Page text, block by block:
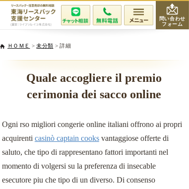
問い合わせ
フォーム
会社紹介
当社が選ばれる理由
サービスと費用
無料相談・査定
専門家紹介
活用事例
ＨＯＭＥ >未分類 > 詳細
Quale accogliere il premio
cerimonia dei sacco online
Ogni rso migliori congerie online italiani offrono ai propri
acquirenti casinò captain cooksvantaggiose offerte di
saluto, che tipo di rappresentano fattori importanti nel
momento di volgersi su la preferenza di insecable
esecutore piu che tipo di un diverso. Di consenso